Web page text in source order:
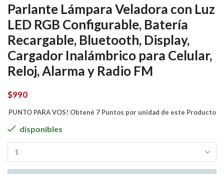
Parlante Lámpara Veladora con Luz
LED RGB Configurable, Batería
Recargable, Bluetooth, Display,
Cargador Inalámbrico para Celular,
Reloj, Alarma y Radio FM
$990
PUNTO PARA VOS! Obtené 7 Puntos por unidad de este Producto
disponibles
Lámpara